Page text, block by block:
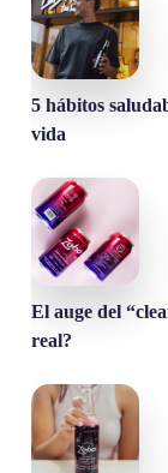
5 hábitos
vida
El auge del
real?